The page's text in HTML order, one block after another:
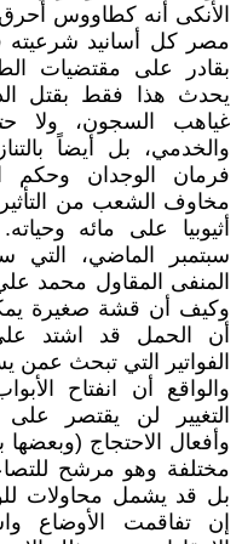
الأنكى أنه كطاووس
مصر كل أسانيد شرعيته
بقادر على مقتضيات
يحدث هذا فقط بقتل
غياهب السجون، ولا
والخدمي، بل أيضاً
فرمان الوجدان وحكم
مخاوف الشعب من
أثيوبيا على مائه
سبتمبر الماضي،
المنفى المقاول محمد
وكيف أن قشة صغيرة
أن الحمل قد اشتد
الفواتير التي تبحث عمن
والواقع أن انفتاح
التغيير لن يقتصر على
وأفعال الاحتجاج
مختلفة وهو مرشح
بل قد يشمل محاولات
إن تفاقمت الأوضاع